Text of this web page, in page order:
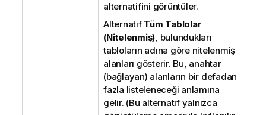
alternatifini görüntüler.
Alternatif Tüm Tablolar
(Nitelenmiş), bulundukları
tabloların adına göre nitelenmiş
alanları gösterir. Bu, anahtar
(bağlayan) alanların bir defadan
fazla listeleneceği anlamına
gelir. (Bu alternatif yalnızca